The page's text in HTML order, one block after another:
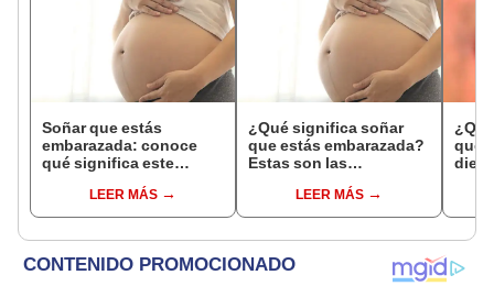
Soñar que estás
embarazada: conoce
qué significa este
LEER MÁS
¿Qué significa soñar
que estás embarazada?
Estas son las
comunesLEER MÁS
que